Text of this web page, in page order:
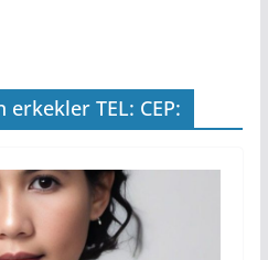
erkekler TEL: CEP: